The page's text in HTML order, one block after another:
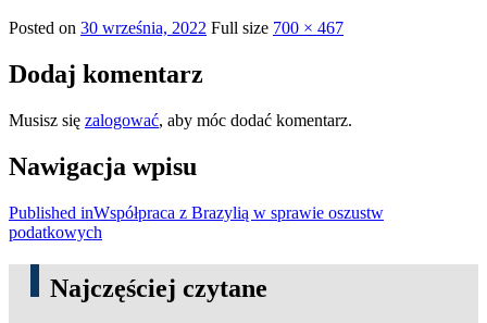
Posted on 30 września, 2022 Full size 700 × 467
Dodaj komentarz
Musisz się zalogować, aby móc dodać komentarz.
Nawigacja wpisu
Published inWspółpraca z Brazylią w sprawie oszustw
podatkowych
Najczęściej czytane